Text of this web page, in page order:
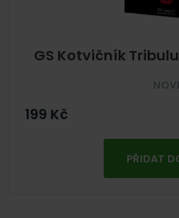
GS Kotvičník
199 Kč
PŘIDAT